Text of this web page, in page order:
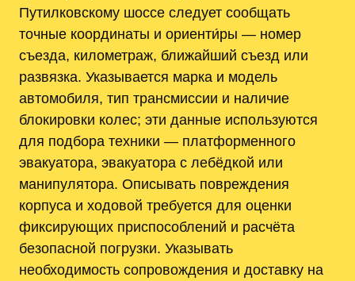
Путилковскому шоссе следует сообщать
точные координаты и ориенти́ры — номер
съезда, километраж, ближайший съезд или
развязка. Указывается марка и модель
автомобиля, тип трансмиссии и наличие
блокировки колес; эти данные используются
для подбора техники — платформенного
эвакуатора, эвакуатора с лебёдкой или
манипулятора. Описывать повреждения
корпуса и ходовой требуется для оценки
фиксирующих приспособлений и расчёта
безопасной погрузки. Указывать
необходимость сопровождения и доставку на